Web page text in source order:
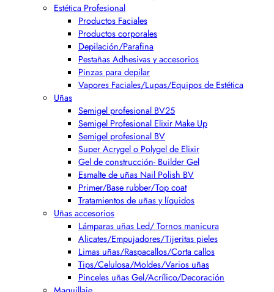
Estética Profesional
Productos Faciales
Productos corporales
Depilación/Parafina
Pestañas Adhesivas y accesorios
Pinzas para depilar
Vapores Faciales/Lupas/Equipos de Estética
Uñas
Semigel profesional BV25
Semigel Profesional Elixir Make Up
Semigel profesional BV
Super Acrygel o Polygel de Elixir
Gel de construcción- Builder Gel
Esmalte de uñas Nail Polish BV
Primer/Base rubber/Top coat
Tratamientos de uñas y líquidos
Uñas accesorios
Lámparas uñas Led/ Tornos manicura
Alicates/Empujadores/Tijeritas pieles
Limas uñas/Raspacallos/Corta callos
Tips/Celulosa/Moldes/Varios uñas
Pinceles uñas Gel/Acrílico/Decoración